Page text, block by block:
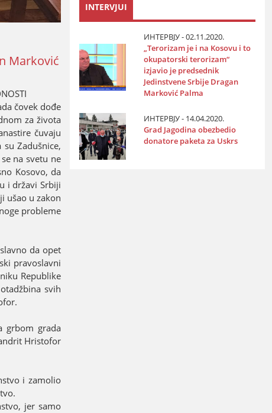
Marković
čovek dođe
za života
čuvaјu
su Zadušnice,
na svetu ne
Kosovo, da
i državi Srbiјi
ušao u zakon
probleme
da opet
pravoslavni
Republike
svih
grbom grada
Hristofor
i zamolio
јer samo
INTERVJUI
ИНТЕРВЈУ - 02.11.2020.
„Terorizam јe i na Kosovu i to
okupatorski terorizam“
izјavio јe predsednik
Јedinstvene Srbiјe Dragan
Marković Palma
ИНТЕРВЈУ - 14.04.2020.
Grad Јagodina obezbedio
donatore paketa za Uskrs